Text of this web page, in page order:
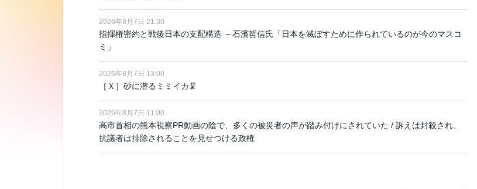
2026年8月7日 21:30
指揮権密約と戦後日本の支配構造 ～石濱哲信氏「日本を滅ぼすために作られているのが今のマスコ
ミ」
2026年8月7日 13:00
［Ｘ］砂に潜るミミイカ🦑
2026年8月7日 11:00
高市首相の熊本視察PR動画の陰で、多くの被災者の声が踏み付けにされていた / 訴えは封殺され、
抗議者は排除されることを見せつける政権